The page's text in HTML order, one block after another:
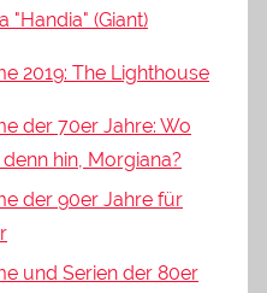
"Handia" (Giant)
2019: The Lighthouse
der 70er Jahre: Wo
hin, Morgiana?
der 90er Jahre für
und Serien der 80er